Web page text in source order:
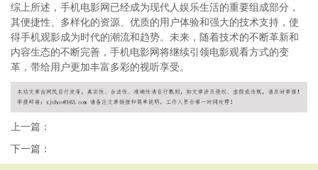
综上所述，手机电影网已经成为现代人娱乐生活的重要组成部分，
其便捷性、多样化的资源、优质的用户体验和强大的技术支持，使
得手机观影成为时代的潮流和趋势。未来，随着技术的不断革新和
内容生态的不断完善，手机电影网将继续引领电影观看方式的变
革，带给用户更加丰富多彩的视听享受。
上一篇：
下一篇：